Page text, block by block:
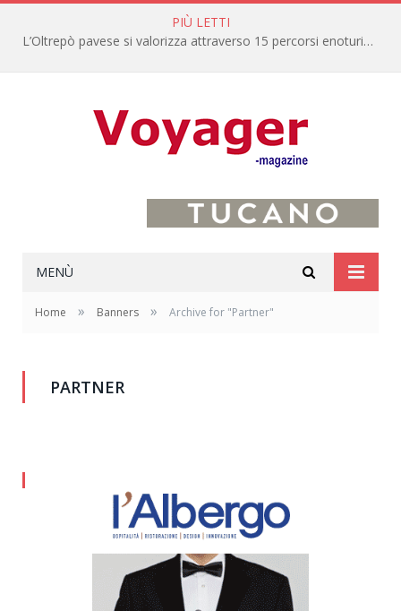
PIÙ LETTI
L’Oltrepò pavese si valorizza attraverso 15 percorsi enoturistici
MENÙ
Home » Banners » Archive for "Partner"
PARTNER